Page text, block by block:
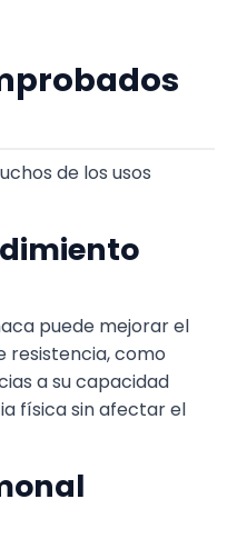
de los usos
puede mejorar el
resistencia, como
a su capacidad
física sin afectar el